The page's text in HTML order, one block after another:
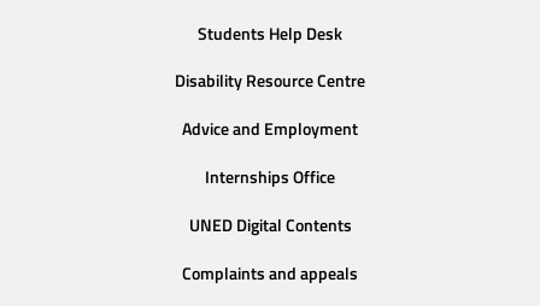
Students Help Desk
Disability Resource Centre
Advice and Employment
Internships Office
UNED Digital Contents
Complaints and appeals